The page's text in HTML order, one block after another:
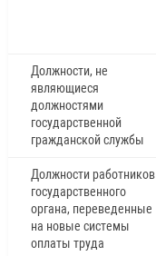
Должности, не
являющиеся
должностями
государственной
гражданской службы
Должности работников
государственного
органа, переведенные
на новые системы
оплаты труда